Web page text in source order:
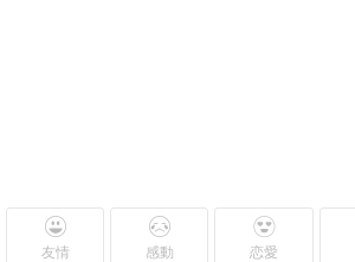
友情 感動 恋愛